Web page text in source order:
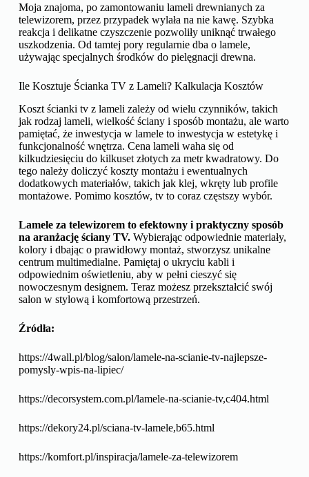
Moja znajoma, po zamontowaniu lameli drewnianych za
telewizorem, przez przypadek wylała na nie kawę. Szybka
reakcja i delikatne czyszczenie pozwoliły uniknąć trwałego
uszkodzenia. Od tamtej pory regularnie dba o lamele,
używając specjalnych środków do pielęgnacji drewna.
Ile Kosztuje Ścianka TV z Lameli? Kalkulacja Kosztów
Koszt ścianki tv z lameli zależy od wielu czynników, takich
jak rodzaj lameli, wielkość ściany i sposób montażu, ale warto
pamiętać, że inwestycja w lamele to inwestycja w estetykę i
funkcjonalność wnętrza. Cena lameli waha się od
kilkudziesięciu do kilkuset złotych za metr kwadratowy. Do
tego należy doliczyć koszty montażu i ewentualnych
dodatkowych materiałów, takich jak klej, wkręty lub profile
montażowe. Pomimo kosztów, tv to coraz częstszy wybór.
Lamele za telewizorem to efektowny i praktyczny sposób
na aranżację ściany TV.Wybierając odpowiednie materiały,
kolory i dbając o prawidłowy montaż, stworzysz unikalne
centrum multimedialne. Pamiętaj o ukryciu kabli i
odpowiednim oświetleniu, aby w pełni cieszyć się
nowoczesnym designem. Teraz możesz przekształcić swój
salon w stylową i komfortową przestrzeń.
Źródła:
https://4wall.pl/blog/salon/lamele-na-scianie-tv-najlepsze-
pomysly-wpis-na-lipiec/
https://decorsystem.com.pl/lamele-na-scianie-tv,c404.html
https://dekory24.pl/sciana-tv-lamele,b65.html
https://komfort.pl/inspiracja/lamele-za-telewizorem